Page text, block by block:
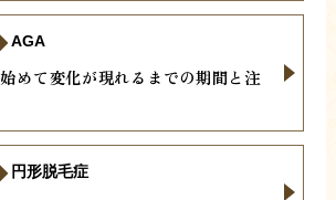
めて変化が現れるまでの期間と注
AGA
円形脱毛症